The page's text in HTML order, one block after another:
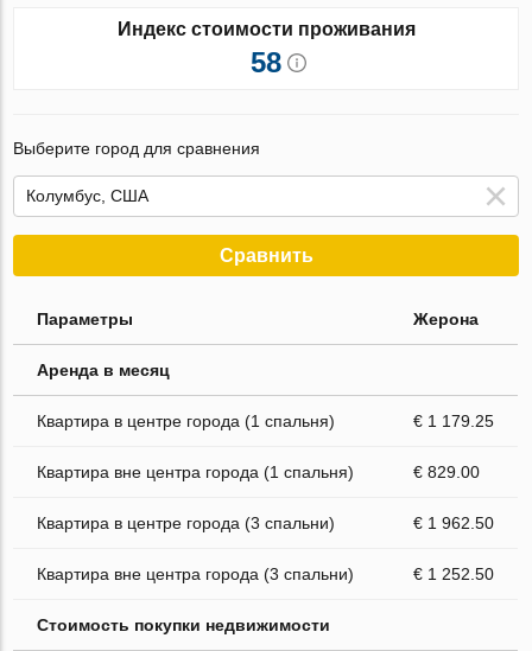
Индекс стоимости проживания
58
Выберите город для сравнения
Сравнить
Параметры Жерона
Аренда в месяц
Квартира в центре города (1 спальня) € 1 179.25
Квартира вне центра города (1 спальня) € 829.00
Квартира в центре города (3 спальни) € 1 962.50
Квартира вне центра города (3 спальни) € 1 252.50
Стоимость покупки недвижимости